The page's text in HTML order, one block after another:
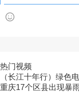
热门视频
（长江十年行）绿色
重庆17个区县出现暴